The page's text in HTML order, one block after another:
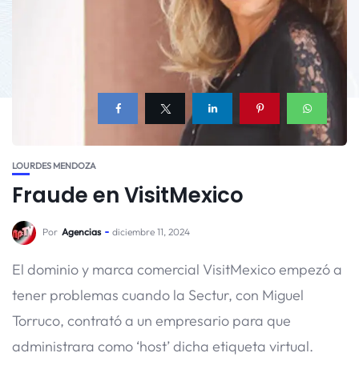
LOURDES MENDOZA
Fraude en VisitMexico
Por Agencias diciembre 11, 2024
El dominio y marca comercial VisitMexico empezó a
tener problemas cuando la Sectur, con Miguel
Torruco, contrató a un empresario para que
administrara como ‘host’ dicha etiqueta virtual.